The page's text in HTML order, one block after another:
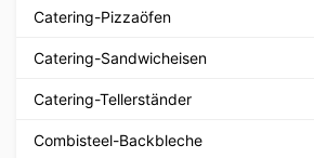
Catering-Pizzaöfen
Catering-Sandwicheisen
Catering-Tellerständer
Combisteel-Backbleche